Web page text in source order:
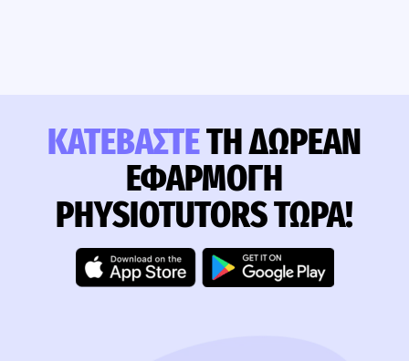
ΚΑΤΕΒΆΣΤΕΤΗ ΔΩΡΕΆΝ
ΕΦΑΡΜΟΓΉ
PHYSIOTUTORS ΤΏΡΑ!